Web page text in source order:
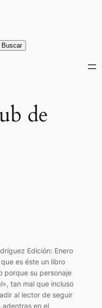
Buscar
de
Edición: Enero
es éste un libro
porque su personaje
tan mal que incluso
al lector de seguir
en el